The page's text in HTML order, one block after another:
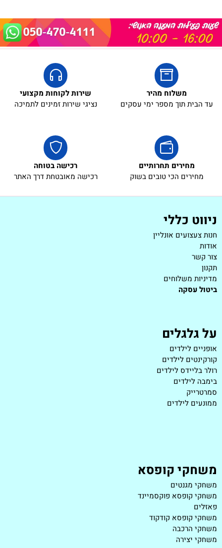
משלוח מהיר
עד הבית תוך מספר ימי עסקים
שירות לקוחות מקצועי
נציגי שירות זמינים לתמיכה
מחירים תחרותיים
מחירים הכי טובים בשוק
רכישה בטוחה
רכישה מאובטחת דרך האתר
ניווט כללי
חנות צעצועים אונליין
אודות
צור קשר
תקנון
מדיניות משלוחים
ביטול עסקה
על גלגלים
אופניים לילדים
קורקינטים לילדים
רולר בליידס לילדים
בימבה לילדים
סמרטרייק
ממונעים לילדים
משחקי קופסא
משחקי מגנטים
משחקי קופסא פוקסמיינד
פאזלים
משחקי קופסא קודקוד
משחקי הרכבה
משחקי יצירה